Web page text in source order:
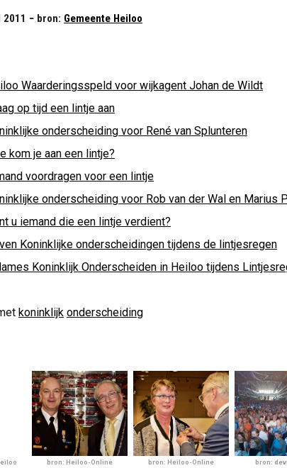
− bron: Gemeente Heiloo
Waarderingsspeld voor wijkagent Johan de Wildt
op tijd een lintje aan
onderscheiding voor René van Splunteren
kom je aan een lintje?
voordragen voor een lintje
onderscheiding voor Rob van der Wal en Marius
u iemand die een lintje verdient?
Koninklijke onderscheidingen tijdens de lintjesregen
Koninklijk Onderscheiden in Heiloo tijdens
koninklijk onderscheiding
bron: Heiloo-Online bron: Heiloo-Online bron: